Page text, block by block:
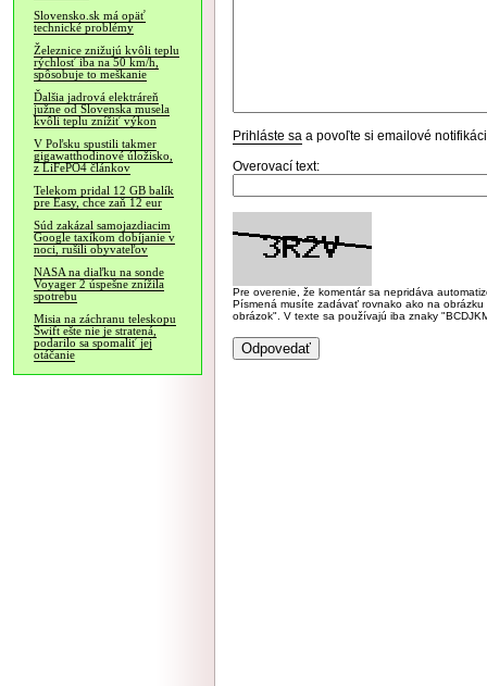
Slovensko.sk má opäť
technické problémy
Železnice znižujú kvôli teplu
rýchlosť iba na 50 km/h,
spôsobuje to meškanie
Ďalšia jadrová elektráreň
južne od Slovenska musela
kvôli teplu znížiť výkon
V Poľsku spustili takmer
gigawatthodinové úložisko,
z LiFePO4 článkov
Telekom pridal 12 GB balík
pre Easy, chce zaň 12 eur
Súd zakázal samojazdiacim
Google taxíkom dobíjanie v
noci, rušili obyvateľov
NASA na diaľku na sonde
Voyager 2 úspešne znížila
spotrebu
Misia na záchranu teleskopu
Swift ešte nie je stratená,
podarilo sa spomaliť jej
otáčanie
Prihláste sa a povoľte si emailové
Overovací text:
Pre overenie, že komentár sa nepridáva
Písmená musíte zadávať rovnako ako na
obrázok". V texte sa používajú iba znaky